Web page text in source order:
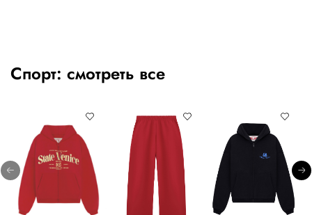
Спорт: смотреть все